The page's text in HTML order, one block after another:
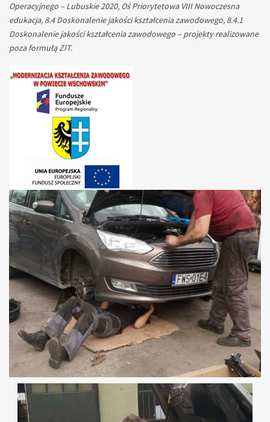
Operacyjnego – Lubuskie 2020, Oś Priorytetowa VIII Nowoczesna
edukacja, 8.4 Doskonalenie jakości kształcenia zawodowego, 8.4.1
Doskonalenie jakości kształcenia zawodowego – projekty realizowane
poza formułą ZIT.